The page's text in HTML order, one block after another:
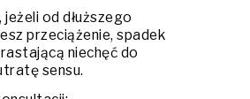
jeżeli od dłuższego
przeciążenie, spadek
niechęć do
sensu.